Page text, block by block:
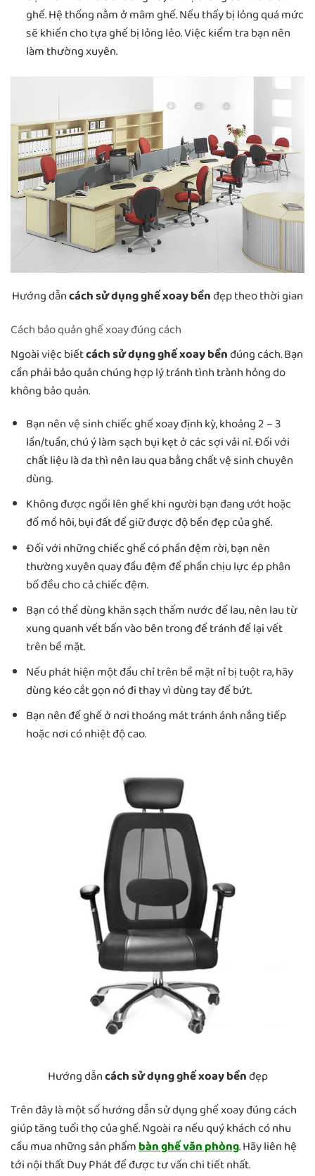
ghế. Hệ thống nằm ở mâm ghế. Nếu thấy bị lỏng quá mức
sẽ khiến cho tựa ghế bị lỏng lẻo. Việc kiểm tra bạn nên
làm thường xuyên.
Hướng dẫncách sử dụng ghế xoay bềnđẹp theo thời gian
Cách bảo quản ghế xoay đúng cách
Ngoài việc biếtcách sử dụng ghế xoay bềnđúng cách. Bạn
cần phải bảo quản chúng hợp lý tránh tình trành hỏng do
không bảo quản.
Bạn nên vệ sinh chiếc ghế xoay định kỳ, khoảng 2 – 3
lần/tuần, chú ý làm sạch bụi kẹt ở các sợi vải nỉ. Đối với
chất liệu là da thì nên lau qua bằng chất vệ sinh chuyên
dùng.
Không được ngồi lên ghế khi người bạn đang ướt hoặc
đổ mồ hôi, bụi đất để giữ được độ bền đẹp của ghế.
Đối với những chiếc ghế có phần đệm rời, bạn nên
thường xuyên quay đầu đệm để phần chịu lực ép phân
bố đều cho cả chiếc đệm.
Bạn có thể dùng khăn sạch thấm nước để lau, nên lau từ
xung quanh vết bẩn vào bên trong để tránh để lại vết
trên bề mặt.
Nếu phát hiện một đầu chỉ trên bề mặt nỉ bị tuột ra, hãy
dùng kéo cắt gọn nó đi thay vì dùng tay để bứt.
Bạn nên để ghế ở nơi thoáng mát tránh ánh nắng tiếp
hoặc nơi có nhiệt độ cao.
Hướng dẫncách sử dụng ghế xoay bềnđẹp
Trên đây là một số hướng dẫn sử dụng ghế xoay đúng cách
giúp tăng tuổi thọ của ghế. Ngoài ra nếu quý khách có nhu
cầu mua những sản phẩmbàn ghế văn phòng. Hãy liên hệ
tới nội thất Duy Phát để được tư vấn chi tiết nhất.